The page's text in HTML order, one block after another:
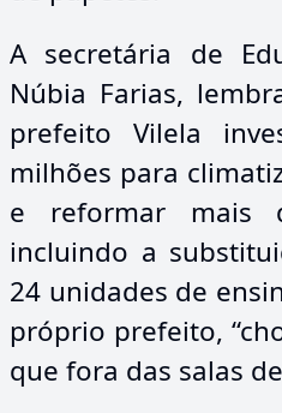
A secretária de
Núbia Farias,
prefeito Vilela
milhões para
e reformar mais
incluindo a
24 unidades de
próprio prefeito,
que fora das salas